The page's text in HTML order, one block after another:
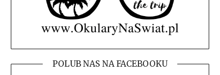
POLUB NAS NA FACEBOOKU